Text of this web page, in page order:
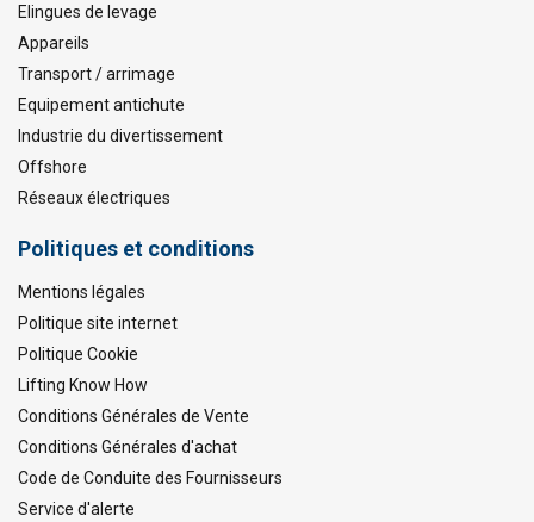
Elingues de levage
Appareils
Transport / arrimage
Equipement antichute
Industrie du divertissement
Offshore
Réseaux électriques
Politiques et conditions
Mentions légales
Politique site internet
Politique Cookie
Lifting Know How
Conditions Générales de Vente
Conditions Générales d'achat
Code de Conduite des Fournisseurs
Service d'alerte